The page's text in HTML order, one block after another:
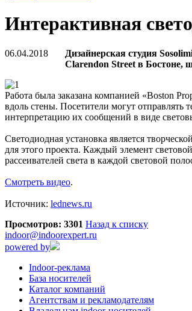
Интерактивная
06.04.2018
Дизайнерская студия
Clarendon Street в Бостоне,
Работа была заказана компанией «Boston
вдоль стены. Посетители могут отправлять
интерпретацию их сообщений в виде
Светодиодная установка является
для этого проекта. Каждый элемент
рассеивателей света в каждой световой
Смотреть видео.
Источник: lednews.ru
Просмотров: 3301 Назад к списку
indoor@indoorexpert.ru
powered by
Indoor-реклама
База носителей
Каталог компаний
Агентствам и рекламодателям